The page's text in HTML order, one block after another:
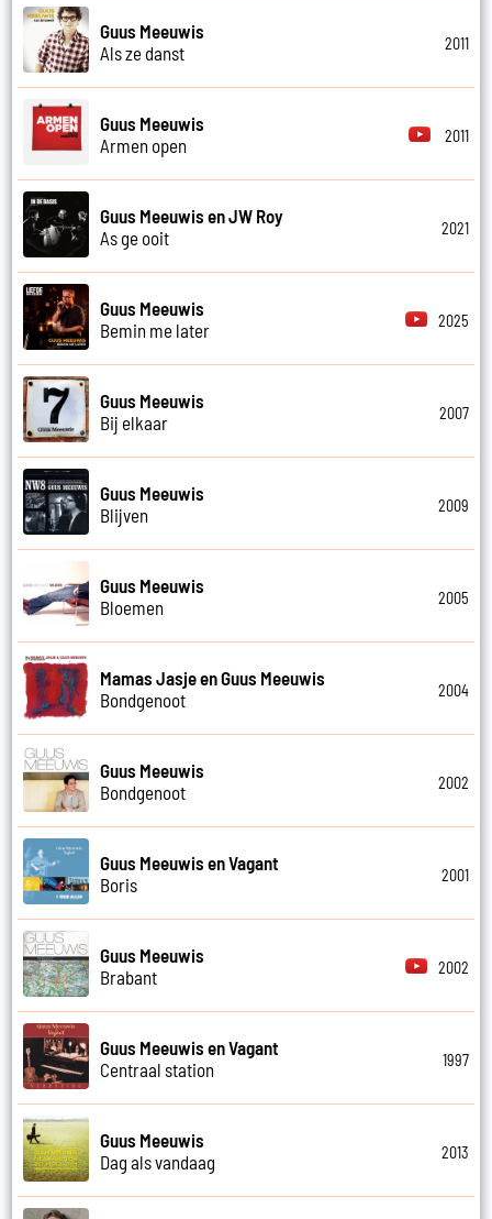
Guus Meeuwis
Als ze danst
2011
Guus Meeuwis
Armen open
2011
Guus Meeuwis en JW Roy
As ge ooit
2021
Guus Meeuwis
Bemin me later
2025
Guus Meeuwis
Bij elkaar
2007
Guus Meeuwis
Blijven
2009
Guus Meeuwis
Bloemen
2005
Mamas Jasje en Guus Meeuwis
Bondgenoot
2004
Guus Meeuwis
Bondgenoot
2002
Guus Meeuwis en Vagant
Boris
2001
Guus Meeuwis
Brabant
2002
Guus Meeuwis en Vagant
Centraal station
1997
Guus Meeuwis
Dag als vandaag
2013